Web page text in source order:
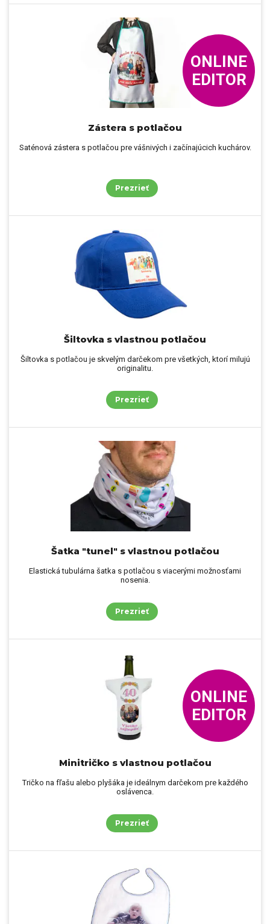
ONLINE
EDITOR
Zástera s potlačou
Saténová zástera s potlačou pre vášnivých i začínajúcich kuchárov.
Prezrieť
Šiltovka s vlastnou potlačou
Šiltovka s potlačou je skvelým darčekom pre všetkých, ktorí milujú
originalitu.
Prezrieť
Šatka "tunel" s vlastnou potlačou
Elastická tubulárna šatka s potlačou s viacerými možnosťami
nosenia.
Prezrieť
ONLINE
EDITOR
Minitričko s vlastnou potlačou
Tričko na fľašu alebo plyšáka je ideálnym darčekom pre každého
oslávenca.
Prezrieť